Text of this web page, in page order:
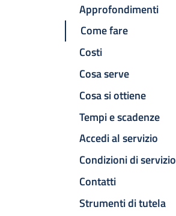
Approfondimenti
Come fare
Costi
Cosa serve
Cosa si ottiene
Tempi e scadenze
Accedi al servizio
Condizioni di servizio
Contatti
Strumenti di tutela